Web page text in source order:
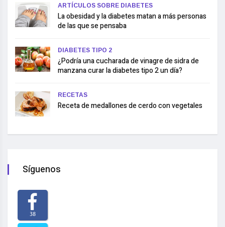
ARTÍCULOS SOBRE DIABETES
La obesidad y la diabetes matan a más personas
de las que se pensaba
DIABETES TIPO 2
¿Podría una cucharada de vinagre de sidra de
manzana curar la diabetes tipo 2 un día?
RECETAS
Receta de medallones de cerdo con vegetales
Síguenos
38